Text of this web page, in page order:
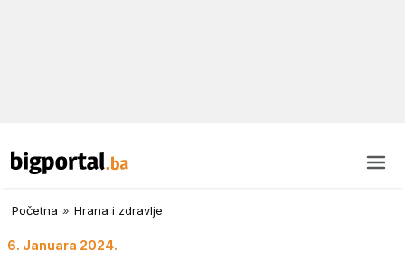
Početna » Hrana i zdravlje
6. Januara 2024.